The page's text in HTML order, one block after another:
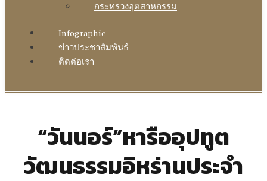
กระทรวงอุตสาหกรรม
Infographic
ข่าวประชาสัมพันธ์
ติดต่อเรา
“วันนอร์”หารืออุปทูต
วัฒนธรรมอิหร่านประจำ